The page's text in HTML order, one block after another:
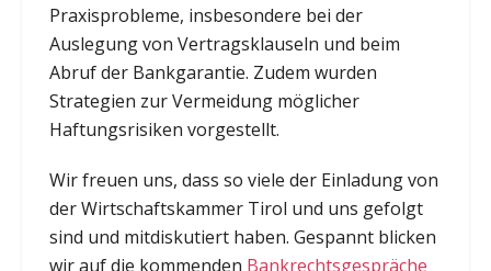
Praxisprobleme, insbesondere bei der
Auslegung von Vertragsklauseln und beim
Abruf der Bankgarantie. Zudem wurden
Strategien zur Vermeidung möglicher
Haftungsrisiken vorgestellt.
Wir freuen uns, dass so viele der Einladung von
der Wirtschaftskammer Tirol und uns gefolgt
sind und mitdiskutiert haben. Gespannt blicken
wir auf die kommenden Bankrechtsgespräche